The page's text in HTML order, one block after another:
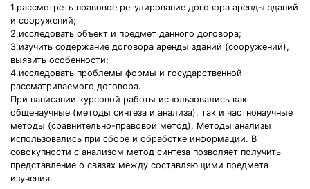
1.рассмотреть правовое регулирование договора аренды зданий
и сооружений;
2.исследовать объект и предмет данного договора;
3.изучить содержание договора аренды зданий (сооружений),
выявить особенности;
4.исследовать проблемы формы и государственной
рассматриваемого договора.
При написании курсовой работы использовались как
общенаучные (методы синтеза и анализа), так и частнонаучные
методы (сравнительно-правовой метод). Методы анализы
использовались при сборе и обработке информации. В
совокупности с анализом метод синтеза позволяет получить
представление о связях между составляющими предмета
изучения.